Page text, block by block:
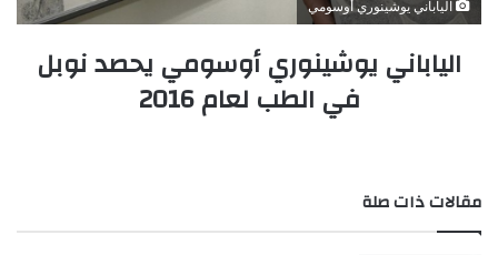
الياباني يوشينوري أوسومي
الياباني يوشينوري أوسومي يحصد نوبل
في الطب لعام 2016
مقالات ذات صلة